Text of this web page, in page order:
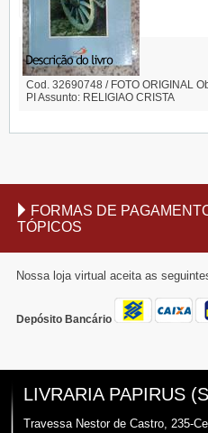
Cod. 32690748 / FOTO ORIGINAL
PI Assunto: RELIGIAO CRISTA
FORMAS DE
TÓPICOS
Nossa loja virtual aceita as
Depósito Bancário
LIVRARIA PAPIRUS
Travessa Nestor de Castro, 235-